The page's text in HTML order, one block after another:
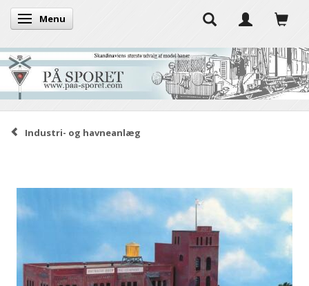
Skifte navigation
Menu
Industri- og havneanlæg